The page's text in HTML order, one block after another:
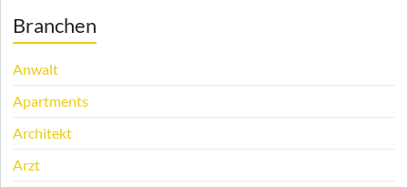
Branchen
Anwalt
Apartments
Architekt
Arzt